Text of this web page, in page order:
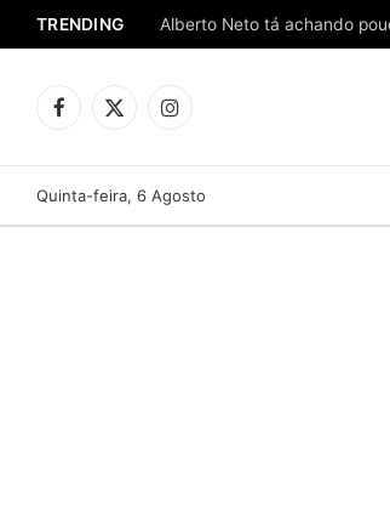
TRENDING
Facebook
X
Instagram
Quinta-feira, 6 Agosto